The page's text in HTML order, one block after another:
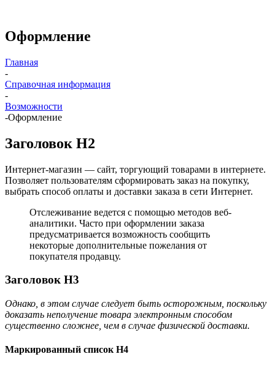
Оформление
Главная
-
Справочная информация
-
Возможности
-Оформление
Заголовок H2
Интернет-магазин — сайт, торгующий товарами в интернете.
Позволяет пользователям сформировать заказ на покупку,
выбрать способ оплаты и доставки заказа в сети Интернет.
Отслеживание ведется с помощью методов веб-
аналитики. Часто при оформлении заказа
предусматривается возможность сообщить
некоторые дополнительные пожелания от
покупателя продавцу.
Заголовок H3
Однако, в этом случае следует быть осторожным, поскольку
доказать неполучение товара электронным способом
существенно сложнее, чем в случае физической доставки.
Маркированный список H4